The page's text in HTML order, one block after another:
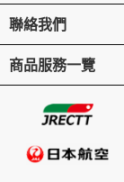
聯絡我們
商品服務一覽